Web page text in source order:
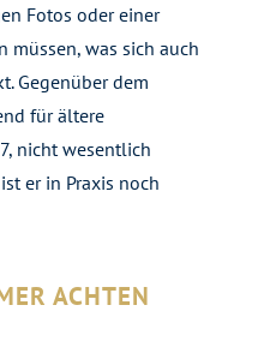
Fotos oder einer
müssen, was sich auch
Gegenüber dem
für ältere
nicht wesentlich
er in Praxis noch
ACHTEN